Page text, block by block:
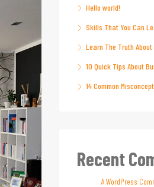
Hello world!
Skills That You Can
Learn The Truth
10 Quick Tips About
14 Common
Recent
A WordPress